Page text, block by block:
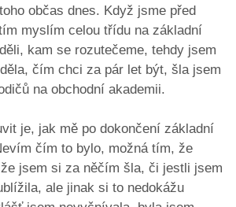
občas dnes. Když jsme před
myslím celou třídu na základní
kam se rozutečeme, tehdy jsem
čím chci za pár let být, šla jsem
na obchodní akademii.
je, jak mě po dokončení základní
čím to bylo, možná tím, že
jsem si za něčím šla, či jestli jsem
ale jinak si to nedokážu